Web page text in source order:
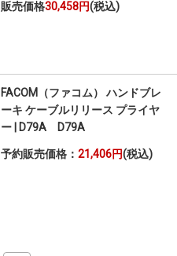
販売価格30,458円(税込)
FACOM（ファコム） ハンドブレ
ーキ ケーブルリリース プライヤ
ー | D79A D79A
予約販売価格： 21,406円(税込)